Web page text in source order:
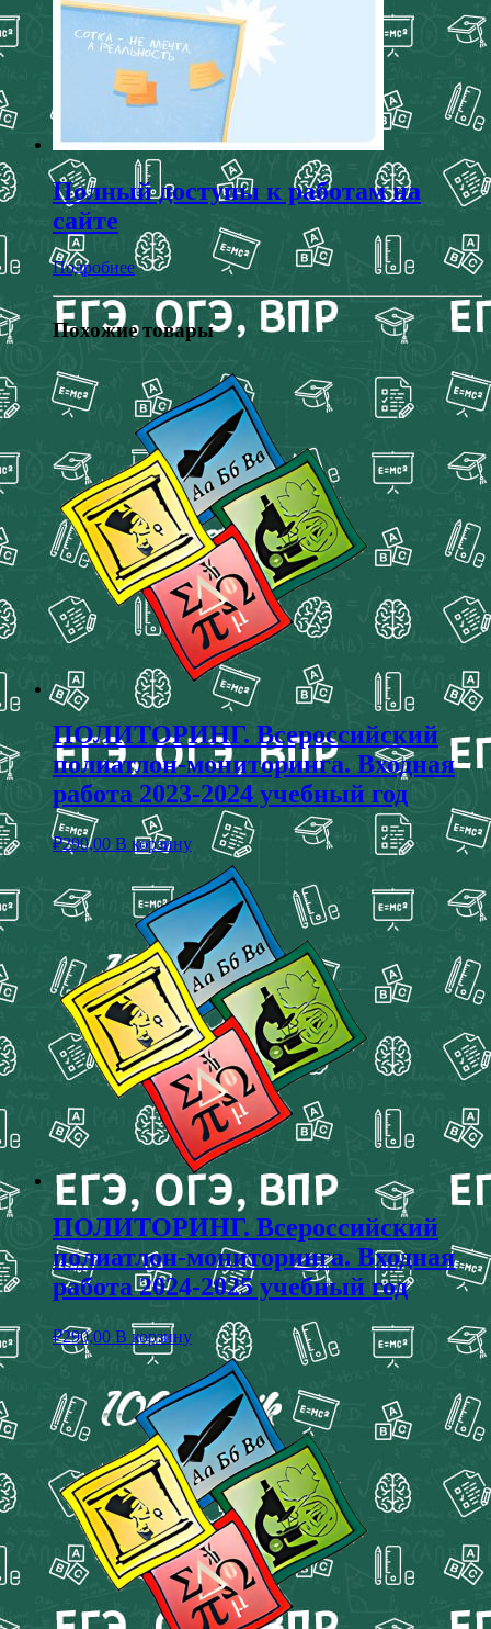
Полный доступы к работам на
сайте
Подробнее
Похожие товары
ПОЛИТОРИНГ. Всероссийский
полиатлон-мониторинга. Входная
работа 2023-2024 учебный год
₽290,00 В корзину
ПОЛИТОРИНГ. Всероссийский
полиатлон-мониторинга. Входная
работа 2024-2025 учебный год
₽290,00 В корзину